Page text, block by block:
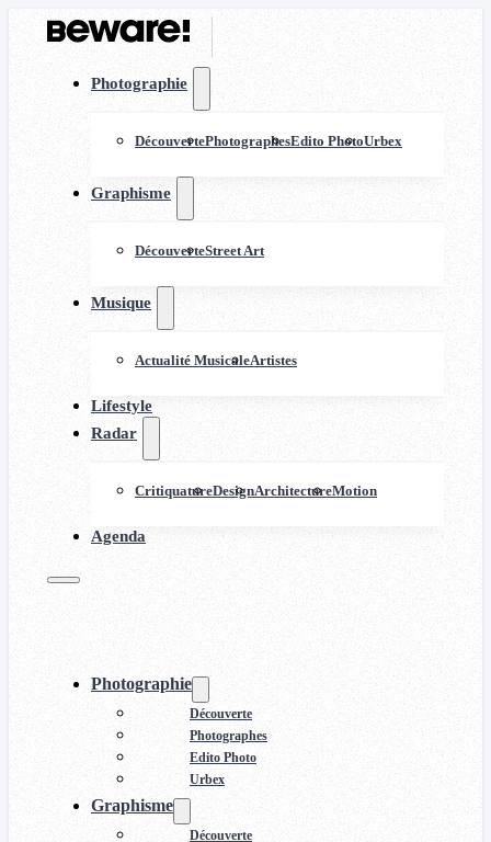
Photographie
DécouvertePhotographesEdito PhotoUrbex
Graphisme
DécouverteStreet Art
Musique
Actualité MusicaleArtistes
Lifestyle
Radar
CritiquatureDesignArchitectureMotion
Agenda
Photographie
Découverte
Photographes
Edito Photo
Urbex
Graphisme
Découverte